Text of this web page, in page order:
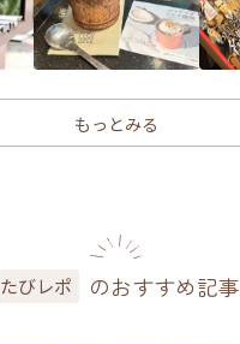
もっとみる
たびレポ のおすすめ記事